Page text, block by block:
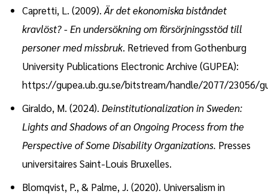
Capretti, L. (2009). Är det ekonomiska biståndet
kravlöst? - En undersökning om försörjningsstöd till
personer med missbruk. Retrieved from Gothenburg
University Publications Electronic Archive (GUPEA):
https://gupea.ub.gu.se/bitstream/handle/2077/23056/
Giraldo, M. (2024). Deinstitutionalization in Sweden:
Lights and Shadows of an Ongoing Process from the
Perspective of Some Disability Organizations. Presses
universitaires Saint-Louis Bruxelles.
Blomqvist, P., & Palme, J. (2020). Universalism in